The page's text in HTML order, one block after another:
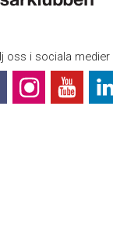
oss i sociala medier